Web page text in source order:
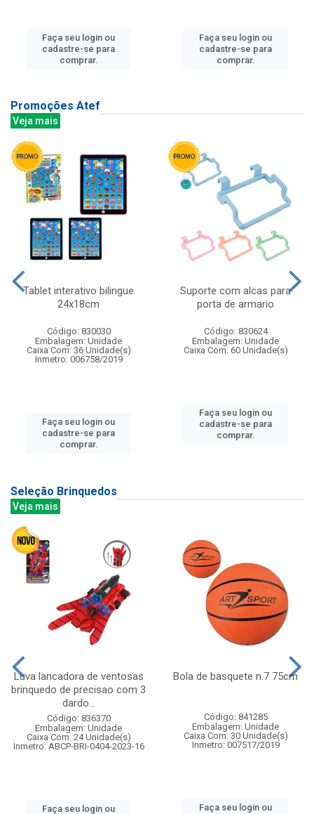
Faça seu login ou
cadastre-se para
comprar.
Faça seu login ou
cadastre-se para
comprar.
Promoções Atef
Veja mais
Tablet interativo bilingue
24x18cm
Código: 830030
Embalagem: Unidade
Caixa Com: 36 Unidade(s)
Inmetro: 006758/2019
Faça seu login ou
cadastre-se para
comprar.
Suporte com alcas para
porta de armario
Código: 830624
Embalagem: Unidade
Caixa Com: 60 Unidade(s)
Faça seu login ou
cadastre-se para
comprar.
Seleção Brinquedos
Veja mais
Luva lancadora de ventosas
brinquedo de precisao com 3
dardo...
Código: 836370
Embalagem: Unidade
Caixa Com: 24 Unidade(s)
Inmetro: ABCP-BRI-0404-2023-16
Faça seu login ou
Bola de basquete n.7 75cm
Código: 841285
Embalagem: Unidade
Caixa Com: 30 Unidade(s)
Inmetro: 007517/2019
Faça seu login ou